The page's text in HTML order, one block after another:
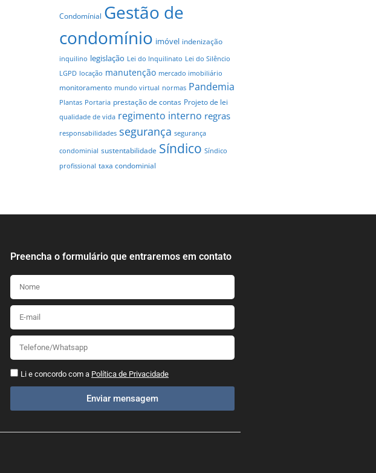
Condomínial Gestão de
condomínio imóvel indenização
inquilino legislação Lei do Inquilinato Lei do Silêncio
LGPD locação manutenção mercado imobiliário
monitoramento mundo virtual normas Pandemia
Plantas Portaria prestação de contas Projeto de lei
qualidade de vida regimento interno regras
responsabilidades segurança segurança
condominial sustentabilidade Síndico Síndico
profissional taxa condominial
Preencha o formulário que entraremos em contato
Li e concordo com a Política de Privacidade
Enviar mensagem